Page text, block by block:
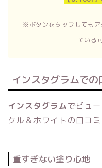
※ボタンをタップしてもア
ている
インスタグラムで
インスタグラムでビュ
クル＆ホワイトの口コ
重すぎない塗り心地